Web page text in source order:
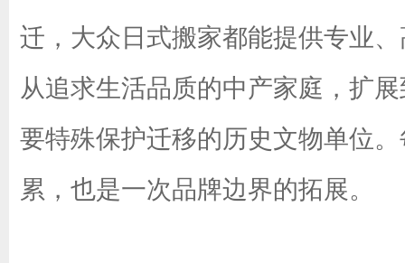
迁，大众日式搬家都能提供专业
从追求生活品质的中产家庭，扩
要特殊保护迁移的历史文物单位
累，也是一次品牌边界的拓展。